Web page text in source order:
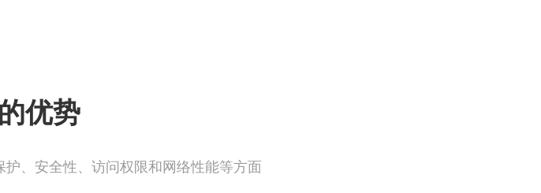
优势
、安全性、访问权限和网络性能等方面